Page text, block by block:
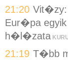
21:20
Eur�pa
h�l�zata
21:19 T�bb